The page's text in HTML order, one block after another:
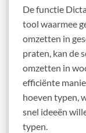
De functie
tool waarmee
omzetten in
praten, kan de
omzetten in
efficiënte
hoeven typen,
snel ideeën
typen.